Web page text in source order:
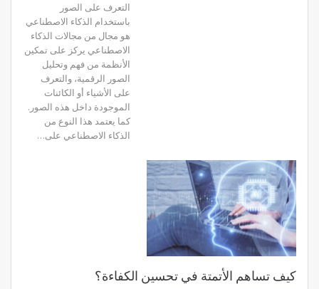
التعرف على الصور
باستخدام الذكاء الاصطناعي
هو مجال من مجالات الذكاء
الاصطناعي يركز على تمكين
الأنظمة من فهم وتحليل
الصور الرقمية، والتعرف
على الأشياء أو الكائنات
الموجودة داخل هذه الصور.
كما يعتمد هذا النوع من
الذكاء الاصطناعي على…
كيف تساهم الأتمتة في تحسين الكفاءة؟